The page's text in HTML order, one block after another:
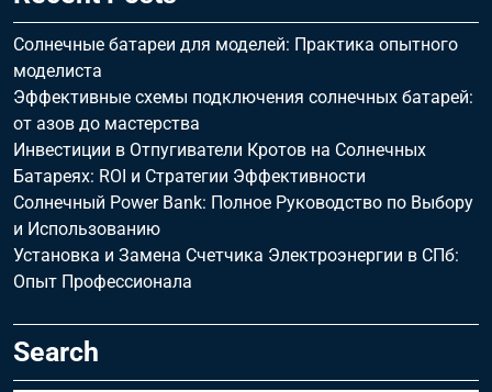
Солнечные батареи для моделей: Практика опытного
моделиста
Эффективные схемы подключения солнечных батарей:
от азов до мастерства
Инвестиции в Отпугиватели Кротов на Солнечных
Батареях: ROI и Стратегии Эффективности
Солнечный Power Bank: Полное Руководство по Выбору
и Использованию
Установка и Замена Счетчика Электроэнергии в СПб:
Опыт Профессионала
Search